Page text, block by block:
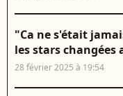
"Ca ne s'était
les stars
28 février 2025 à 19:54